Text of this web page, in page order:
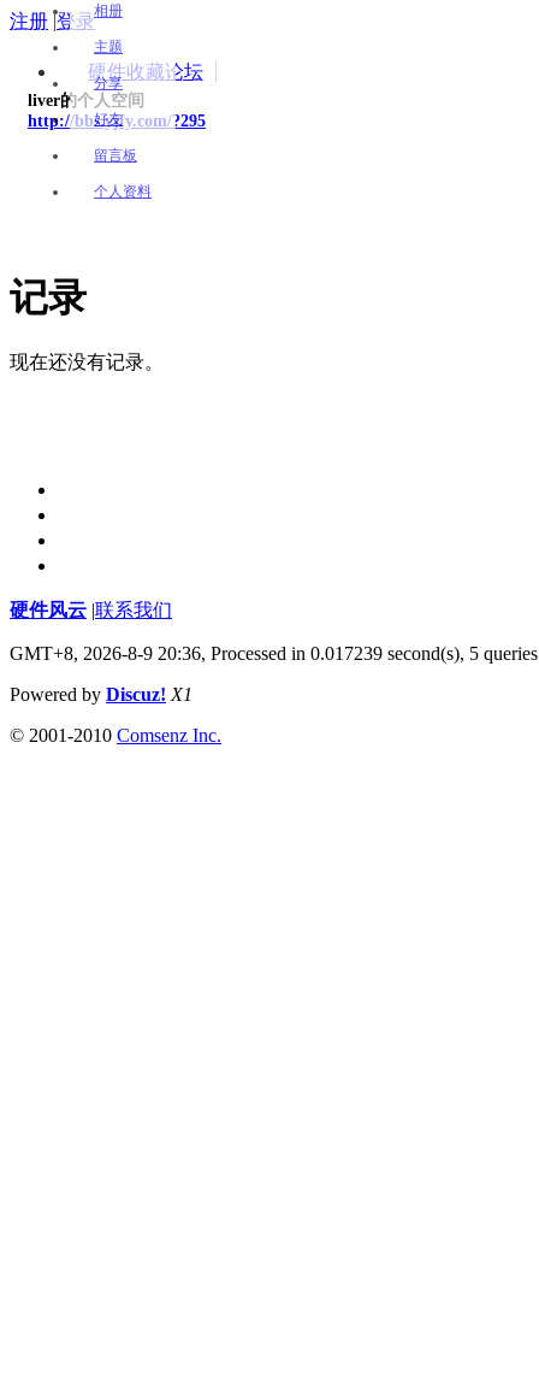
注册 |登录
硬件收藏论坛
liver的个人空间
http://bbs.yjfy.com/?295
相册
主题
分享
好友
留言板
个人资料
记录
现在还没有记录。
硬件风云 联系我们
GMT+8, 2026-8-9 20:36, Processed in 0.017239 second(s), 5 queries
Powered by Discuz! X1
© 2001-2010 Comsenz Inc.